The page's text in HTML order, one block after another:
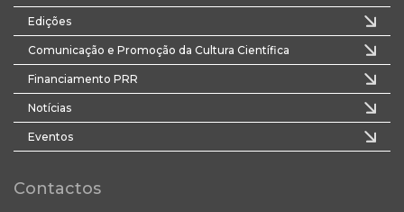
Edições
Comunicação e Promoção da Cultura Científica
Financiamento PRR
Notícias
Eventos
Contactos